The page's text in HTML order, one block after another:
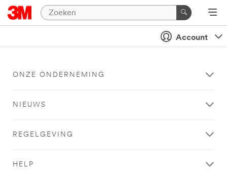
Account
ONZE ONDERNEMING
NIEUWS
REGELGEVING
HELP